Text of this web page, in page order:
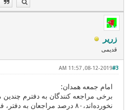
زریر
قدیمی
#3
08-12-2019, 11:57 AM
امام جمعه همدان:
برخی مراجعه کنندگان به دفترم
نخورده‌اند،۸۰ درصد مراجعان به